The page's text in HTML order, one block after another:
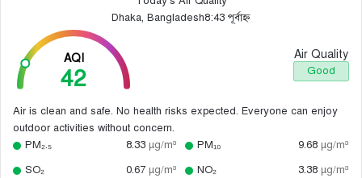
Dhaka, Bangladesh8:43 পূর্বাহ্ন
AQI
42
Air Quality
Good
Air is clean and safe. No health risks expected. Everyone can enjoy
outdoor activities without concern.
PM₂.₅
8.33 µg/m³ PM₁₀ 9.68 µg/m³
SO₂
0.67 µg/m³ NO₂ 3.38 µg/m³